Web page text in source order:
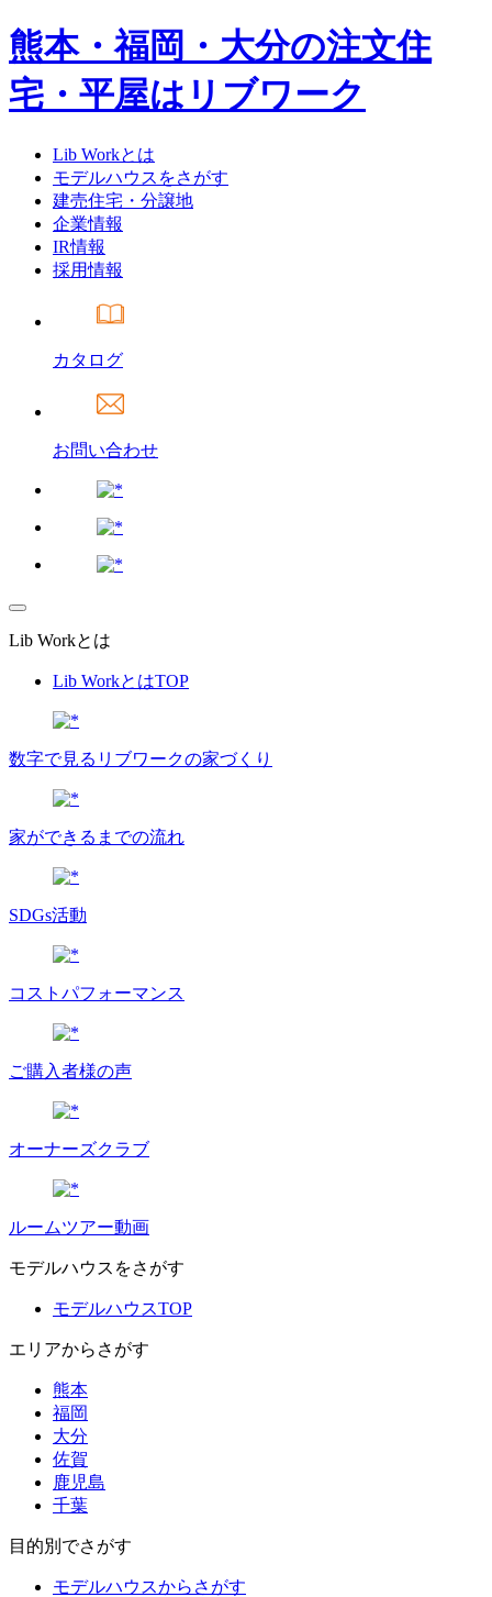
熊本・福岡・大分の注文住
宅・平屋はリブワーク
Lib Workとは
モデルハウスをさがす
建売住宅・分譲地
企業情報
IR情報
採用情報
カタログ
お問い合わせ
Lib Workとは
Lib WorkとはTOP
数字で⾒るリブワークの家づくり
家ができるまでの流れ
SDGs活動
コストパフォーマンス
ご購入者様の声
オーナーズクラブ
ルームツアー動画
モデルハウスをさがす
モデルハウスTOP
エリアからさがす
熊本
福岡
大分
佐賀
鹿児島
千葉
目的別でさがす
モデルハウスからさがす